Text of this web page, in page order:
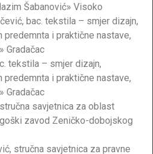
Šabanović» Visoko
bac. tekstila – smjer dizajn,
predemnta i praktične nastave,
Gradačac
tekstila – smjer dizajn,
predemnta i praktične nastave,
Gradačac
savjetnica za oblast
zavod Zeničko-dobojskog
stručna savjetnica za pravne